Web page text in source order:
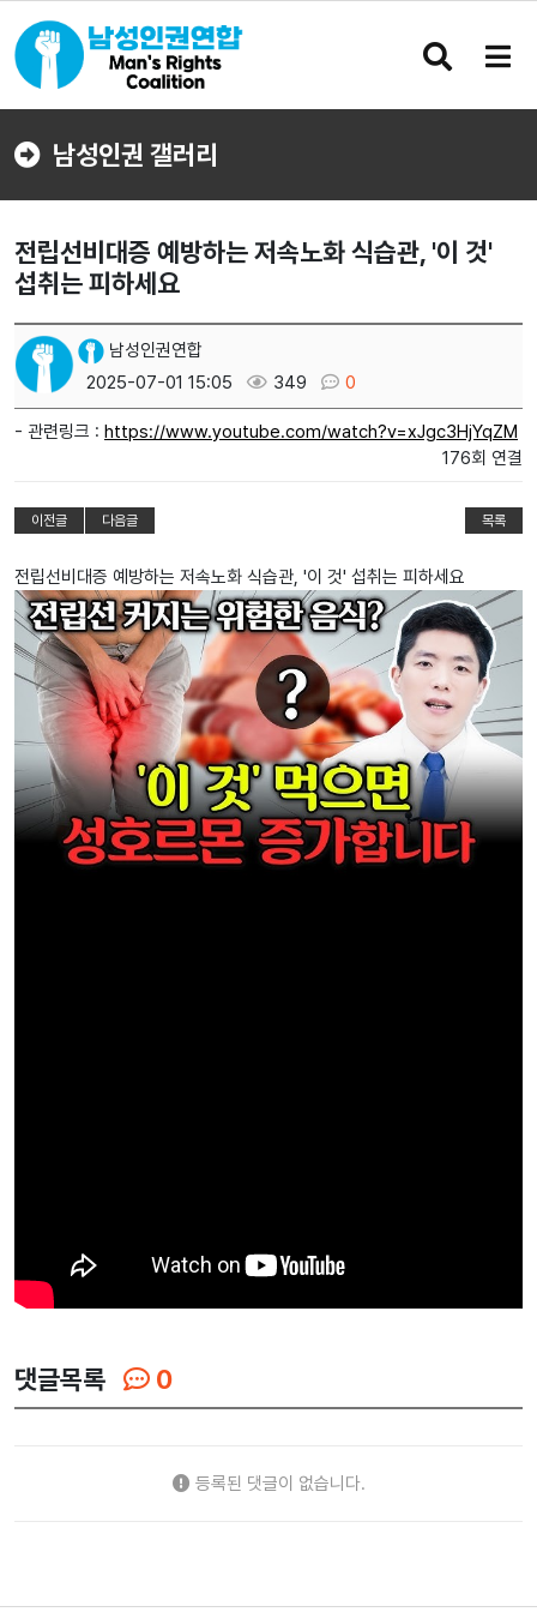
검
버
메
버
남성인권 갤러리
전립선비대증 예방하는 저속노화 식습관, '이 것'
섭취는 피하세요
남성인권연합
2025-07-01 15:05
349 0
- 관련링크 : https://www.youtube.com/watch?v=xJgc3HjYqZM
176회 연결
이전글 다음글 목록
전립선비대증 예방하는 저속노화 식습관, '이 것' 섭취는 피하세요
댓글목록 0
등록된 댓글이 없습니다.